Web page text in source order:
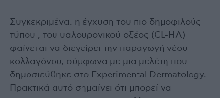
Συγκεκριμένα, η έγχυση του πιο δημοφιλούς
τύπου , του υαλουρονικού οξέος (CL-HA)
φαίνεται να διεγείρει την παραγωγή νέου
κολλαγόνου, σύμφωνα με μια μελέτη που
δημοσιεύθηκε στο Experimental Dermatology.
Πρακτικά αυτό σημαίνει ότι μπορεί να